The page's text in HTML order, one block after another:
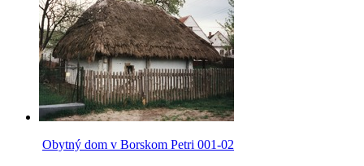
Obytný dom v Borskom Petri 001-02